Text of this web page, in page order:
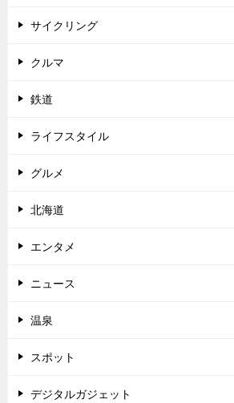
サイクリング
クルマ
鉄道
ライフスタイル
グルメ
北海道
エンタメ
ニュース
温泉
スポット
デジタルガジェット